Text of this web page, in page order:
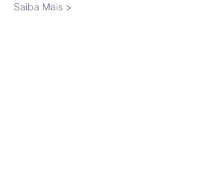
Saiba Mais >